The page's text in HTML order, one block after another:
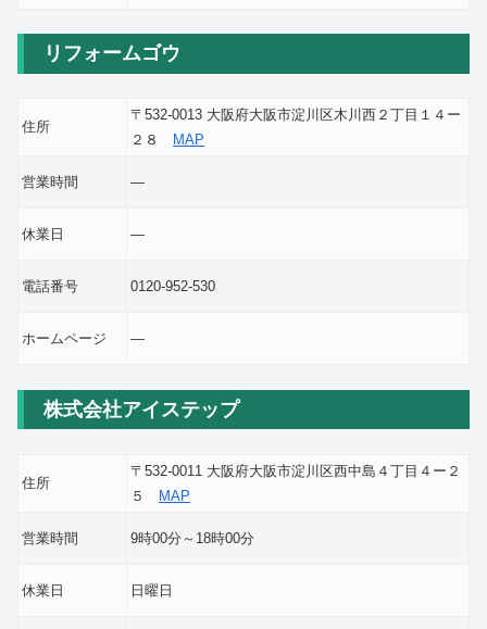
リフォームゴウ
住所
〒532-0013 大阪府大阪市淀川区木川西２丁目１４ー
２８
MAP
営業時間 ―
休業日 ―
電話番号 0120-952-530
ホームページ ―
株式会社アイステップ
住所
〒532-0011 大阪府大阪市淀川区西中島４丁目４ー２
５ MAP
営業時間 9時00分～18時00分
休業日 日曜日